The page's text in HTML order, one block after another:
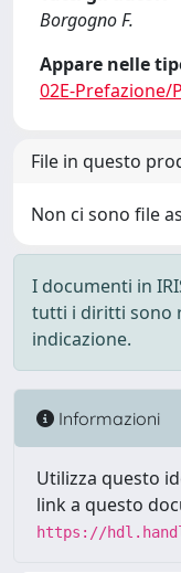
Borgogno F.
Appare nelle
02E-Prefazione/
File in questo
Non ci sono file
I documenti in
tutti i diritti sono
indicazione.
Informazioni
Utilizza questo
link a questo
https://